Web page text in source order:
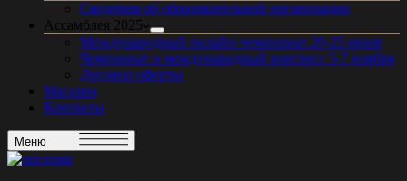
Сведения об образовательной организации
Ассамблея 2025
Международный онлайн-чемпионат 20-25 июня
Чемпионат и международный конгресс 5-7 ноября
Договор оферты
Магазин
Контакты
Меню